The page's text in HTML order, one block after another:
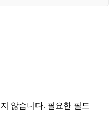
않습니다. 필요한 필드